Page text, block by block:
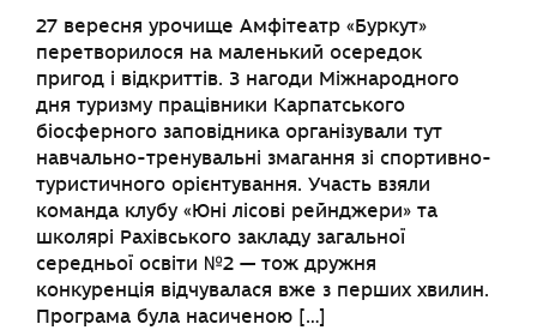
27 вересня урочище Амфітеатр «Буркут»
перетворилося на маленький осередок
пригод і відкриттів. З нагоди Міжнародного
дня туризму працівники Карпатського
біосферного заповідника організували тут
навчально-тренувальні змагання зі спортивно-
туристичного орієнтування. Участь взяли
команда клубу «Юні лісові рейнджери» та
школярі Рахівського закладу загальної
середньої освіти №2 — тож дружня
конкуренція відчувалася вже з перших хвилин.
Програма була насиченою […]